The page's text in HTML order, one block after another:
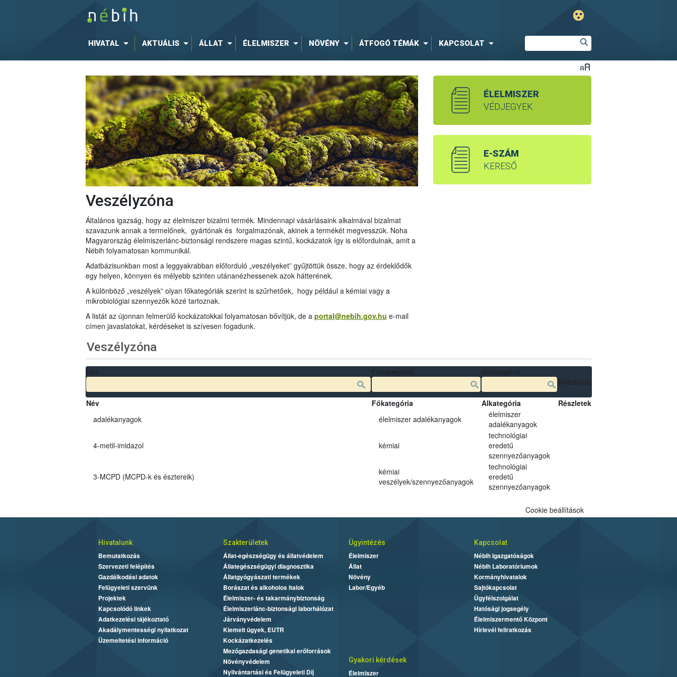
HIVATAL AKTUÁLIS ÁLLAT ÉLELMISZER NÖVÉNY ÁTFOGÓ TÉMÁK KAPCSOLAT
Veszélyzóna
Általános igazság, hogy az élelmiszer bizalmi termék. Mindennapi vásárlásaink alkalmával bizalmat
szavazunk annak a termelőnek, gyártónak és forgalmazónak, akinek a termékét megvesszük. Noha
Magyarország élelmiszerlánc-biztonsági rendszere magas szintű, kockázatok így is előfordulnak, amit a
Nébih folyamatosan kommunikál.
Adatbázisunkban most a leggyakrabban előforduló „veszélyeket” gyűjtöttük össze, hogy az érdeklődők
egy helyen, könnyen és mélyebb szinten utánanézhessenek azok hátterének.
A különböző „veszélyek” olyan főkategóriák szerint is szűrhetőek, hogy például a kémiai vagy a
mikrobiológiai szennyezők közé tartoznak.
A listát az újonnan felmerülő kockázatokkal folyamatosan bővítjük, de a portal@nebih.gov.hu e-mail
címen javaslatokat, kérdéseket is szívesen fogadunk.
ÉLELMISZER
VÉDJEGYEK
E-SZÁM
KERESŐ
Veszélyzóna
Név Főkategória Alkategória
Részletek
adalékanyagok
élelmiszer adalékanyagok
élelmiszer
adalékanyagok
4-metil-imidazol kémiai
technológiai
eredetű
szennyezőanyagok
3-MCPD (MCPD-k és észtereik)
kémiai
veszélyek/szennyezőanyagok
technológiai
eredetű
szennyezőanyagok
Cookie beállítások
Hivatalunk
Bemutatkozás
Szervezeti felépítés
Gazdálkodási adatok
Felügyeleti szervünk
Projektek
Kapcsolódó linkek
Adatkezelési tájékoztató
Akadálymentességi nyilatkozat
Üzemeltetési információ
Szakterületek
Állat-egészségügy és állatvédelem
Állategészségügyi diagnosztika
Állatgyógyászati termékek
Borászat és alkoholos italok
Élelmiszer- és takarmánybiztonság
Élelmiszerlánc-biztonsági laborhálózat
Járványvédelem
Kiemelt ügyek, EUTR
Kockázatkezelés
Mezőgazdasági genetikai erőforrások
Növényvédelem
Nyilvántartási és Felügyeleti Díj
Ügyintézés
Élelmiszer
Állat
Növény
Labor/Egyéb
Kapcsolat
Nébih Igazgatóságok
Nébih Laboratóriumok
Kormányhivatalok
Sajtókapcsolat
Ügyfélszolgálat
Hatósági jogsegély
Élelmiszermentő Központ
Hírlevél feliratkozás
Gyakori kérdések
Élelmiszer